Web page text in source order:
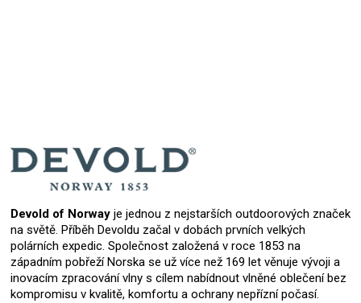
Devold of Norway je jednou z nejstarších outdoorových značek
na světě. Příběh Devoldu začal v dobách prvních velkých
polárních expedic. Společnost založená v roce 1853 na
západním pobřeží Norska se už více než 169 let věnuje vývoji a
inovacím zpracování vlny s cílem nabídnout vlněné oblečení bez
kompromisu v kvalitě, komfortu a ochrany nepřízní počasí.